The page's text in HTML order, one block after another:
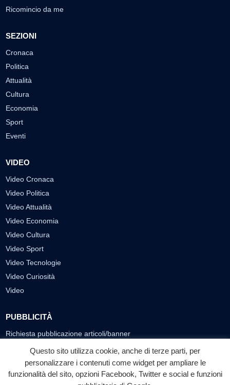
Ricomincio da me
SEZIONI
Cronaca
Politica
Attualità
Cultura
Economia
Sport
Eventi
VIDEO
Video Cronaca
Video Politica
Video Attualità
Video Economia
Video Cultura
Video Sport
Video Tecnologie
Video Curiosità
Video
PUBBLICITÀ
Richiesta pubblicazione articoli/banner
SEGUICI SUI SOCIAL
f ◎ ▶
Questo sito utilizza cookie, anche di terze parti, per
personalizzare i contenuti come widget per ampliare le
funzionalità del sito, opzioni Facebook, Twitter e social e funzioni